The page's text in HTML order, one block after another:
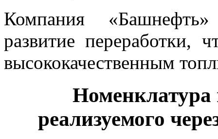
Компания
развитие переработки,
высококачественным
Номенклатура
реализуемого